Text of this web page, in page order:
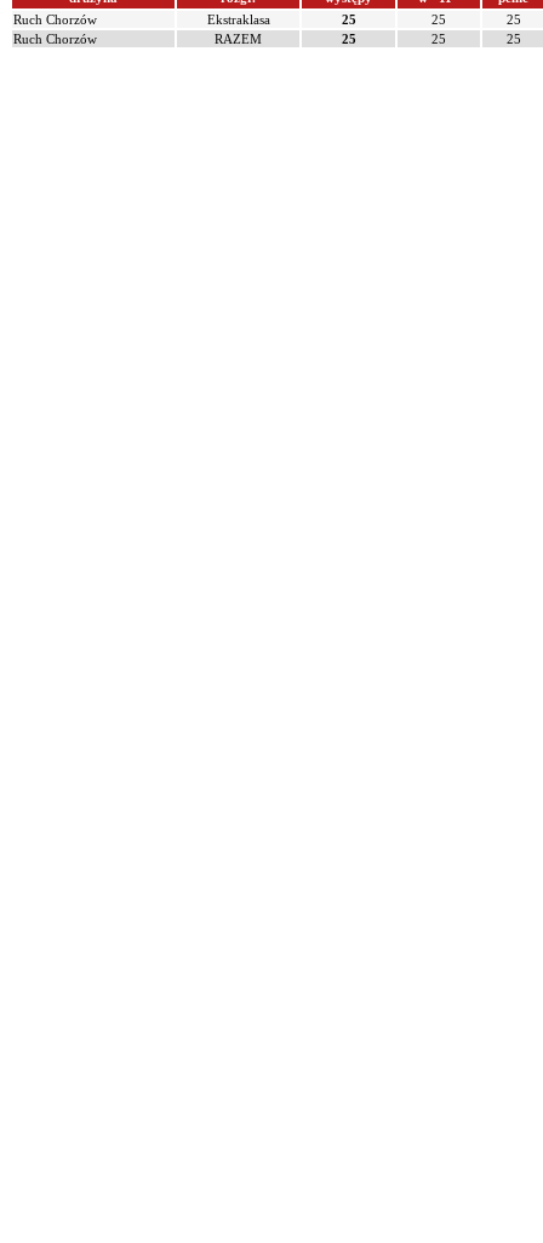
Ruch Chorzów
Ekstraklasa 25 25
25
Ruch Chorzów
RAZEM 25 25 25